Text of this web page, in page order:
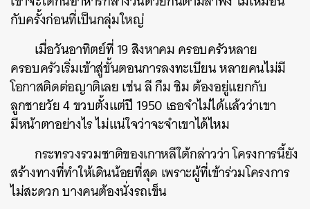
กับครั้งก่อนที่เป็นกลุ่มใหญ่
เมื่อวันอาทิตย์ที่ 19 สิงหาคม ครอบครัวหลาย
ครอบครัวเริ่มเข้าสู่ขั้นตอนการลงทะเบียน หลายคนไม่มี
โอกาสติดต่อญาติเลย เช่น ลี กึม ชิม ต้องอยู่แยกกับ
ลูกชายวัย 4 ขวบตั้งแต่ปี 1950 เธอจำไม่ได้แล้วว่าเขา
มีหน้าตาอย่างไร ไม่แน่ใจว่าจะจำเขาได้ไหม
กระทรวงรวมชาติของเกาหลีใต้กล่าวว่า โครงการนี้ยัง
สร้างทางที่ทำให้เดินน้อยที่สุด เพราะผู้ที่เข้าร่วมโครงการ
ไม่สะดวก บางคนต้องนั่งรถเข็น